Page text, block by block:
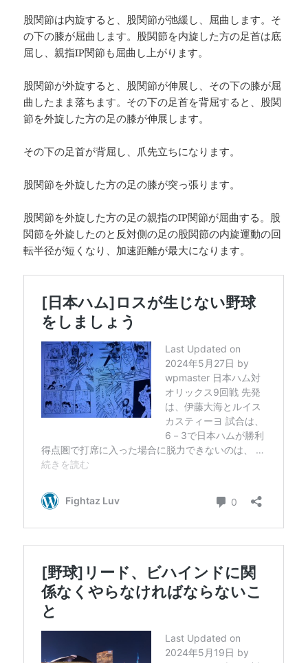
股関節は内旋すると、股関節が弛緩し、屈曲します。そ
の下の膝が屈曲します。股関節を内旋した方の足首は底
屈し、親指IP関節も屈曲し上がります。
股関節が外旋すると、股関節が伸展し、その下の膝が屈
曲したまま落ちます。その下の足首を背屈すると、股関
節を外旋した方の足の膝が伸展します。
その下の足首が背屈し、爪先立ちになります。
股関節を外旋した方の足の膝が突っ張ります。
股関節を外旋した方の足の親指のIP関節が屈曲する。股
関節を外旋したのと反対側の足の股関節の内旋運動の回
転半径が短くなり、加速距離が最大になります。